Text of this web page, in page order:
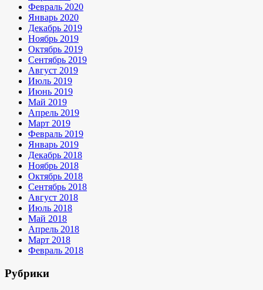
Февраль 2020
Январь 2020
Декабрь 2019
Ноябрь 2019
Октябрь 2019
Сентябрь 2019
Август 2019
Июль 2019
Июнь 2019
Май 2019
Апрель 2019
Март 2019
Февраль 2019
Январь 2019
Декабрь 2018
Ноябрь 2018
Октябрь 2018
Сентябрь 2018
Август 2018
Июль 2018
Май 2018
Апрель 2018
Март 2018
Февраль 2018
Рубрики